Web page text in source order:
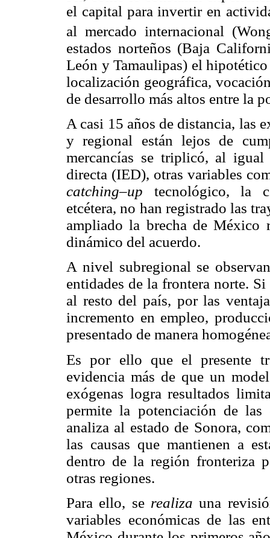
el capital para invertir en
al mercado internacional
estados norteños (Baja
León y Tamaulipas) el
localización geográfica,
de desarrollo más altos entre la
A casi 15 años de distancia, las
y regional están lejos de
mercancías se triplicó, al
directa (IED), otras variables
catching–up tecnológico, la
etcétera, no han registrado las
ampliado la brecha de México
dinámico del acuerdo.
A nivel subregional se
entidades de la frontera norte.
al resto del país, por las
incremento en empleo,
presentado de manera
Es por ello que el presente
evidencia más de que un
exógenas logra resultados
permite la potenciación de las
analiza al estado de Sonora,
las causas que mantienen a
dentro de la región fronteriza
otras regiones.
Para ello, se realizauna
variables económicas de las